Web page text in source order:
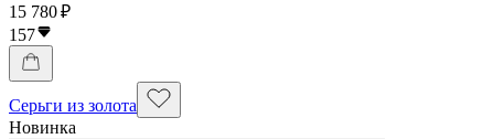
15 780 ₽
157
Серьги из золота
Новинка